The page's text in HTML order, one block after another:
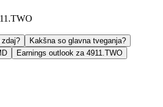
zdaj?
Kakšna so glavna tveganja?
Earnings outlook za 4911.TWO